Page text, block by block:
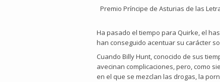
Premio Príncipe de Asturias de las
Ha pasado el tiempo para Quirke, el
han conseguido acentuar su carácter
Cuando Billy Hunt, conocido de sus
avecinan complicaciones, pero, como
en el que se mezclan las drogas, la